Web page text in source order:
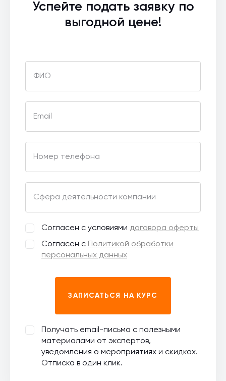
Успейте подать заявку по
выгодной цене!
ФИО
Email
Номер телефона
Сфера деятельности компании
Согласен с условиями договора оферты
Согласен с
Политикой обработки
персональных данных
ЗАПИСАТЬСЯ НА КУРС
Получать email-письма с полезными
материалами от экспертов,
уведомления о мероприятиях и скидках.
Отписка в один клик.